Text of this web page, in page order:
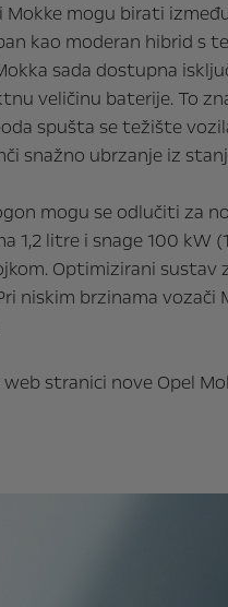
Mokke mogu birati
kao moderan hibrid s
sada dostupna
veličinu baterije. To
spušta se težište
snažno ubrzanje iz
mogu se odlučiti za
1,2 litre i snage 100 kW
Optimizirani
niskim brzinama
stranici nove Opel